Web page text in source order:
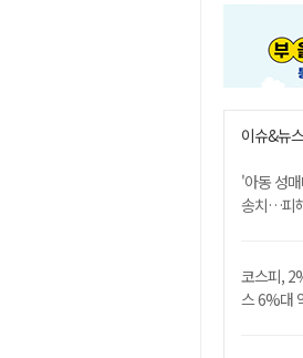
이슈&뉴스
'아동 성
송치…피
코스피,
스 6%대